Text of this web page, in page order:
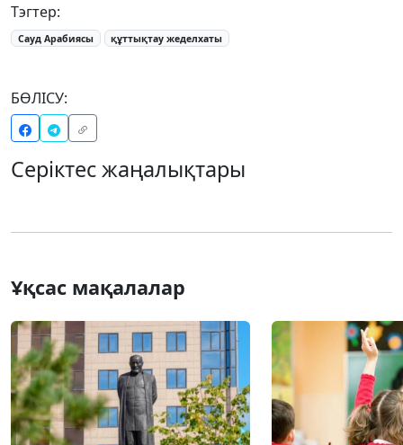
Тэгтер:
Сауд Арабиясы құттықтау жеделхаты
БӨЛІСУ:
Серіктес жаңалықтары
Ұқсас мақалалар